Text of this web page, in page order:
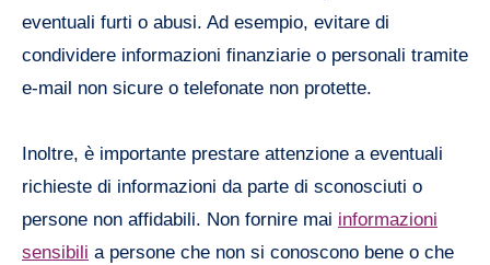
eventuali furti o abusi. Ad esempio, evitare di
condividere informazioni finanziarie o personali tramite
e-mail non sicure o telefonate non protette.
Inoltre, è importante prestare attenzione a eventuali
richieste di informazioni da parte di sconosciuti o
persone non affidabili. Non fornire mai informazioni
sensibili a persone che non si conoscono bene o che